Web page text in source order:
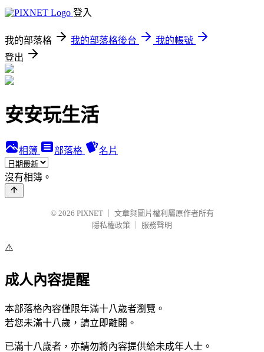
登入
我的部落格 我的部落格後台
我的帳號
登出
安安玩生活
相簿 部落格 名片
沒有相簿。
© 2026 PIXNET
文章與圖片權利屬原作者所有
隱私權政策
服務聲明
⚠️
成人內容提醒
本部落格內容僅限年滿十八歲者瀏覽。
若您未滿十八歲，請立即離開。
已滿十八歲者，亦請勿將內容提供給未成年人士。